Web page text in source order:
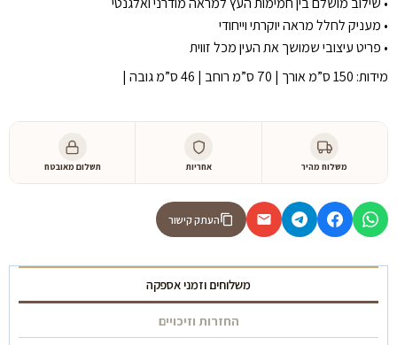
•⁠ ⁠מעניק לחלל מראה יוקרתי וייחודי
•⁠ ⁠פריט עיצובי שמושך את העין מכל זווית
מידות: 150 ס”מ אורך | 70 ס”מ רוחב | 46 ס”מ גובה |
משלוח מהיר אחריות תשלום מאובטח
העתק קישור
משלוחים וזמני אספקה
החזרות וזיכויים